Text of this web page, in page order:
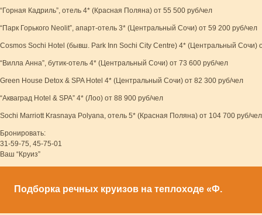
“Горная Кадриль”, отель 4* (Красная Поляна) от 55 500 руб/чел
“Парк Горького Neolit”, апарт-отель 3* (Центральный Сочи) от 59 200 руб/чел
Cosmos Sochi Hotel (бывш. Park Inn Sochi City Centre) 4* (Центральный Сочи)
“Вилла Анна”, бутик-отель 4* (Центральный Сочи) от 73 600 руб/чел
Green House Detox & SPA Hotel 4* (Центральный Сочи) от 82 300 руб/чел
“Акваград Hotel & SPA” 4* (Лоо) от 88 900 руб/чел
Sochi Marriott Krasnaya Polyana, отель 5* (Красная Поляна) от 104 700 руб/чел
Бронировать:
31-59-75, 45-75-01
Ваш “Круиз”
Подборка речных круизов на теплоходе «Ф.